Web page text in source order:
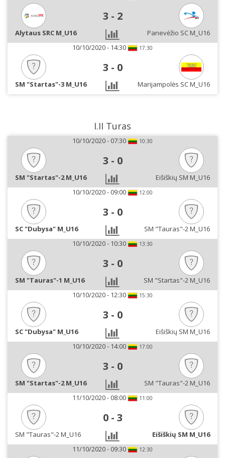
3 - 2
Alytaus SRC M_U16
Panevėžio SC M_U16
10/10/2020 - 14:30
17:30
3 - 0
SM "Startas"-3 M_U16 Marijampolės SC M_U16
I.II Turas
10/10/2020 - 07:30 10:30
3 - 0
SM "Startas"-2 M_U16
Eišiškių SM M_U16
10/10/2020 - 09:00
12:00
3 - 0
SC "Dubysa" M_U16
SM "Tauras"-2 M_U16
10/10/2020 - 10:30
13:30
3 - 0
SM "Tauras"-1 M_U16
SM "Startas"-2 M_U16
10/10/2020 - 12:30
15:30
3 - 0
SC "Dubysa" M_U16
Eišiškių SM M_U16
10/10/2020 - 14:00
17:00
3 - 0
SM "Startas"-2 M_U16
SM "Tauras"-2 M_U16
11/10/2020 - 08:00
11:00
0 - 3
SM "Tauras"-2 M_U16
Eišiškių SM M_U16
11/10/2020 - 09:30
12:30